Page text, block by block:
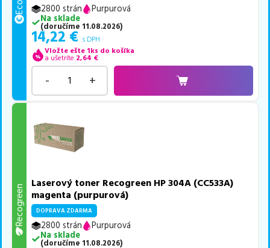
2800 strán
Purpurová
Na sklade
(doručíme 11.08.2026)
14,22 € s DPH
Vložte ešte 1ks do košíka
a ušetríte 2,64 €
- +
Recogreen
Laserový toner Recogreen HP 304A (CC533A)
magenta (purpurová)
DOPRAVA ZDARMA
2800 strán
Purpurová
Na sklade
(doručíme 11.08.2026)